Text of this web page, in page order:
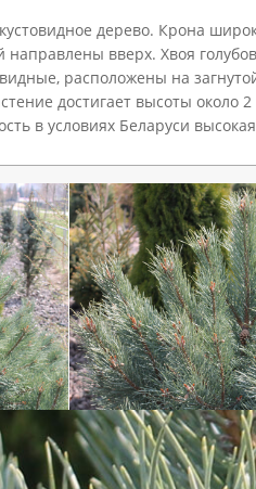
дерево. Крона
направлены вверх. Хвоя
расположены на
достигает высоты
в условиях Беларуси